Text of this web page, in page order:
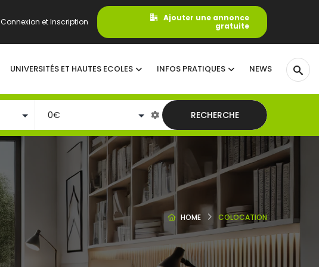
Connexion et Inscription
Ajouter une annonce
gratuite
UNIVERSITÉS ET HAUTES ECOLES INFOS PRATIQUES NEWS
RECHERCHE
HOME COLOCATION